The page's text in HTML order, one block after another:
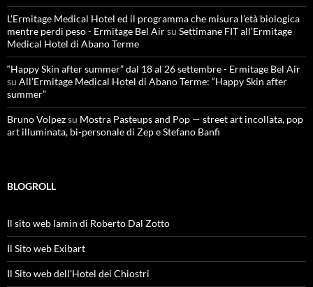
L'Ermitage Medical Hotel ed il programma che misura l’età biologica
mentre perdi peso - Ermitage Bel Airsu Settimane FIT all’Ermitage
Medical Hotel di Abano Terme
“Happy Skin after summer” dal 18 al 26 settembre - Ermitage Bel Air
su All’Ermitage Medical Hotel di Abano Terme: “Happy Skin after
summer”
Bruno Volpezsu Mostra Pasteups and Pop — street art incollata, pop
art illuminata, bi-personale di Zep e Stefano Banfi
BLOGROLL
Il sito web Iamin di Roberto Dal Zotto
Il Sito web Exibart
Il Sito web dell'Hotel dei Chiostri